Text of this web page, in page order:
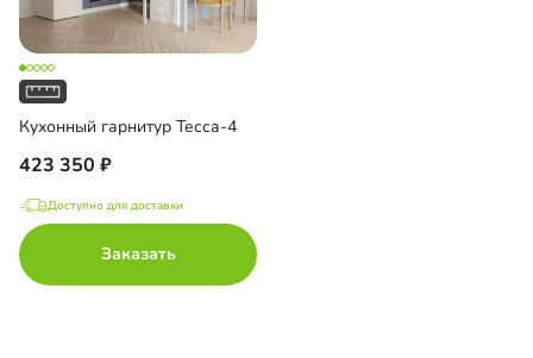
Кухонный гарнитур Тесса-4
423 350
Доступно для доставки
Заказать